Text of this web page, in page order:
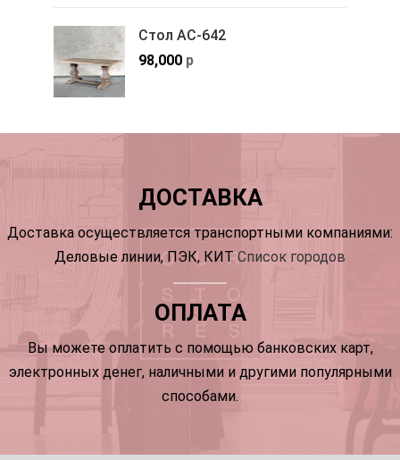
Стол АС-642
98,000 р
ДОСТАВКА
Доставка осуществляется транспортными компаниями:
Деловые линии, ПЭК, КИТ Список городов
ОПЛАТА
Вы можете оплатить с помощью банковских карт,
электронных денег, наличными и другими популярными
способами.